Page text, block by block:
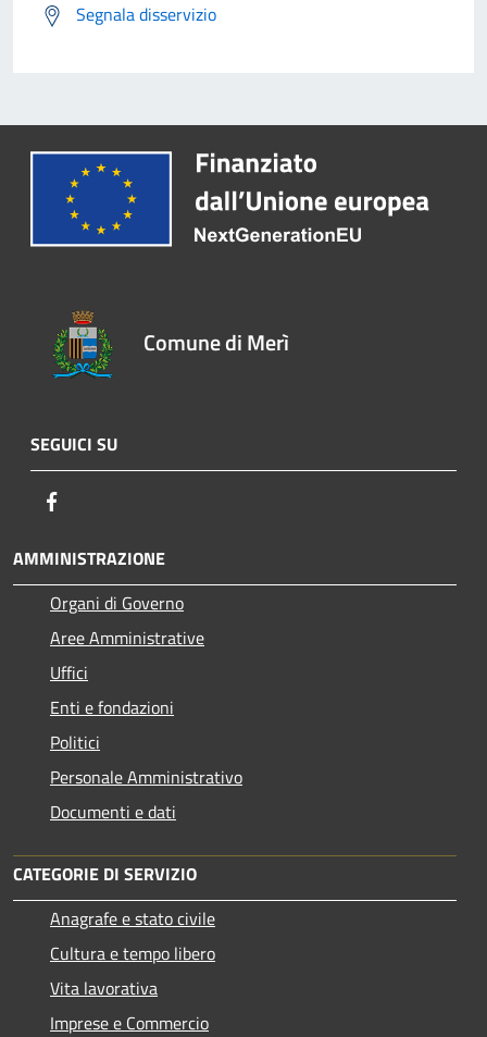
Segnala disservizio
Comune di Merì
SEGUICI SU
AMMINISTRAZIONE
Organi di Governo
Aree Amministrative
Uffici
Enti e fondazioni
Politici
Personale Amministrativo
Documenti e dati
CATEGORIE DI SERVIZIO
Anagrafe e stato civile
Cultura e tempo libero
Vita lavorativa
Imprese e Commercio